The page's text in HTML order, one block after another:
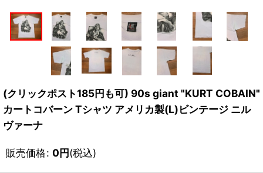
(クリックポスト185円も可) 90s giant "KURT COBAIN"
カートコバーン Tシャツ アメリカ製(L)ビンテージ ニル
ヴァーナ
販売価格: 0円(税込)